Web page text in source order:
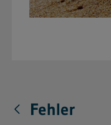
Fehler